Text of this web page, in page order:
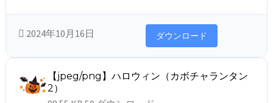
2024年10月16日 ダウンロード
【jpeg/png】ハロウィン（カボチャランタン
2）